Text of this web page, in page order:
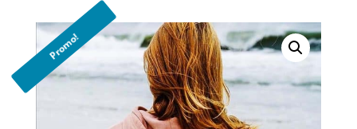
Promo!